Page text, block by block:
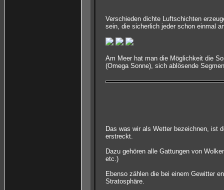
Verschieden dichte Luftschichten
sein, die sicherlich jeder schon einmal
Am Meer hat man die Möglichkeit die
(Omega Sonne), sich ablösende
Das was wir als Wetter bezeichnen, ist
erstreckt.
Dazu gehören alle Gattungen von
etc.)
Ebenso zählen die bei einem Gewitter
Stratosphäre.